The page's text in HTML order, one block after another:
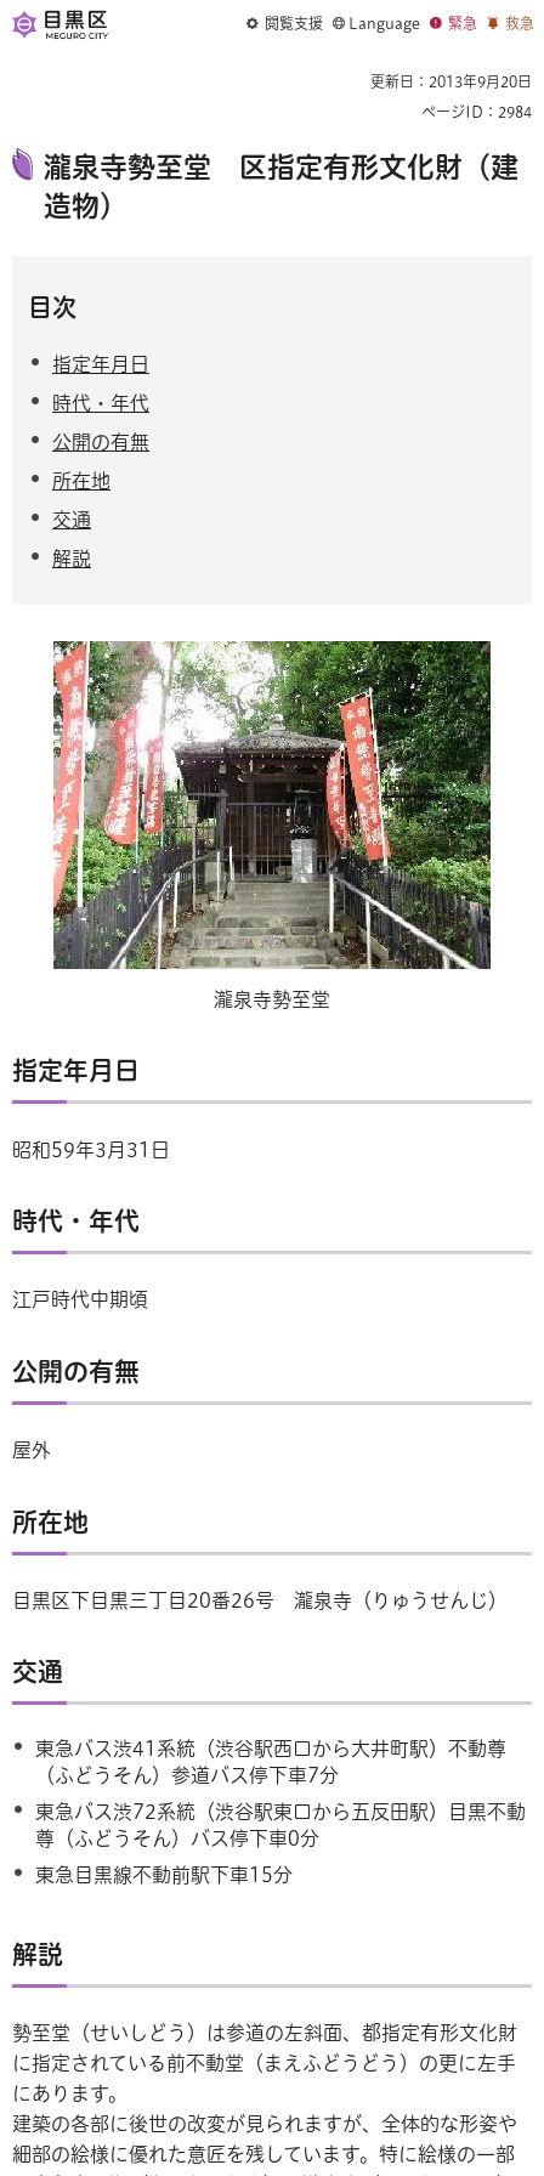
閲覧支援 Language 緊急 救急
更新日：2013年9月20日
ページID：2984
瀧泉寺勢至堂 区指定有形文化財（建
造物）
目次
指定年月日
時代・年代
公開の有無
所在地
交通
解説
瀧泉寺勢至堂
指定年月日
昭和59年3月31日
時代・年代
江戸時代中期頃
公開の有無
屋外
所在地
目黒区下目黒三丁目20番26号 瀧泉寺（りゅうせんじ）
交通
東急バス渋41系統（渋谷駅西口から大井町駅）不動尊
（ふどうそん）参道バス停下車7分
東急バス渋72系統（渋谷駅東口から五反田駅）目黒不動
尊（ふどうそん）バス停下車0分
東急目黒線不動前駅下車15分
解説
勢至堂（せいしどう）は参道の左斜面、都指定有形文化財
に指定されている前不動堂（まえふどうどう）の更に左手
にあります。
建築の各部に後世の改変が見られますが、全体的な形姿や
細部の絵様に優れた意匠を残しています。特に絵様の一部